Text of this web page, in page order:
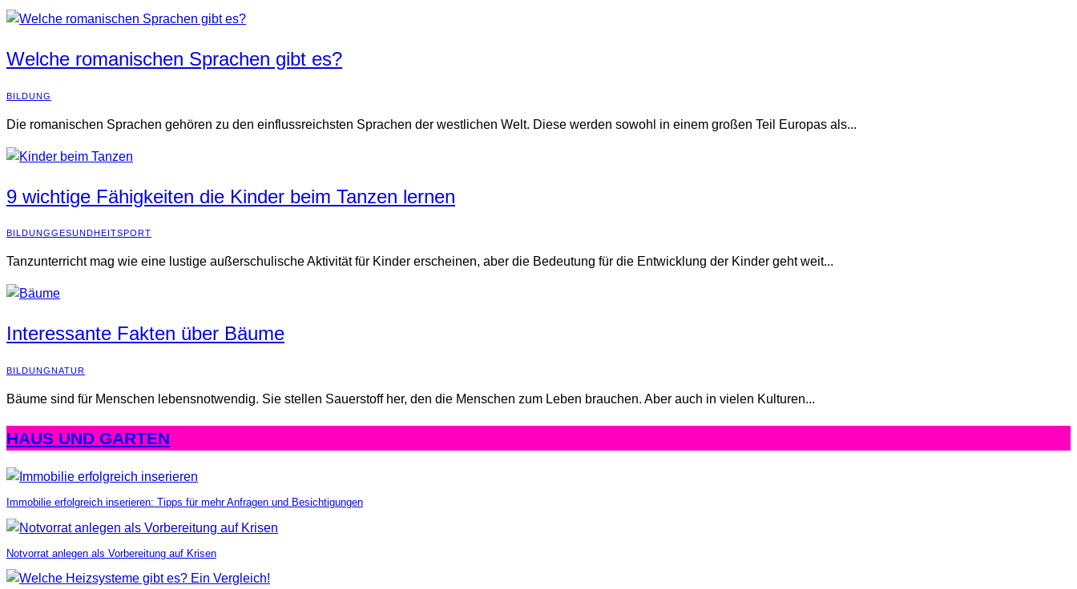
Welche romanischen Sprachen gibt es?
BILDUNG
Die romanischen Sprachen gehören zu den einflussreichsten Sprachen der westlichen Welt. Diese werden sowohl in einem großen Teil Europas als...
9 wichtige Fähigkeiten die Kinder beim Tanzen lernen
BILDUNGGESUNDHEITSPORT
Tanzunterricht mag wie eine lustige außerschulische Aktivität für Kinder erscheinen, aber die Bedeutung für die Entwicklung der Kinder geht weit...
Interessante Fakten über Bäume
BILDUNG NATUR
Bäume sind für Menschen lebensnotwendig. Sie stellen Sauerstoff her, den die Menschen zum Leben brauchen. Aber auch in vielen Kulturen...
HAUS UND GARTEN
Immobilie erfolgreich inserieren: Tipps für mehr Anfragen und Besichtigungen
Notvorrat anlegen als Vorbereitung auf Krisen